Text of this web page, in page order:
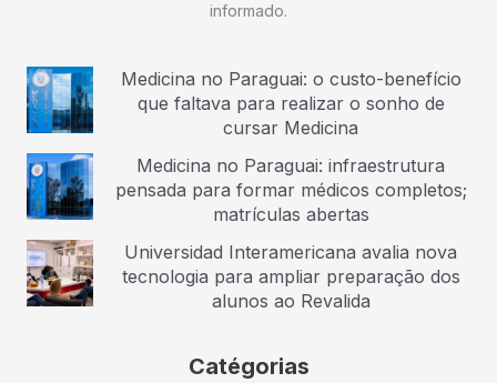
informado.
Medicina no Paraguai: o custo-benefício
que faltava para realizar o sonho de
cursar Medicina
Medicina no Paraguai: infraestrutura
pensada para formar médicos completos;
matrículas abertas
Universidad Interamericana avalia nova
tecnologia para ampliar preparação dos
alunos ao Revalida
Catégorias